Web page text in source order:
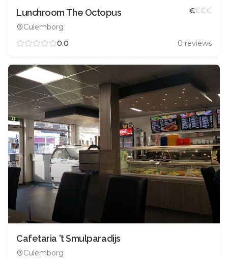
Lunchroom The Octopus
Culemborg
€€€€
0.0 0 reviews
Cafetaria 't Smulparadijs
Culemborg